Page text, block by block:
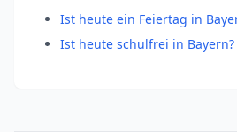
Ist heute ein Feiertag in
Ist heute schulfrei in Bayern?